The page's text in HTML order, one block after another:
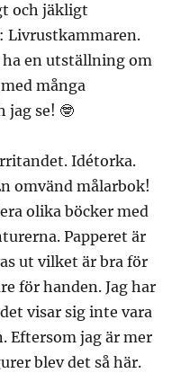
och jäkligt
Livrustkammaren.
en utställning om
många
jag se! 🤓
Idétorka.
omvänd målarbok!
olika böcker med
Papperet är
ut vilket är bra för
för handen. Jag har
visar sig inte vara
Eftersom jag är mer
blev det så här.